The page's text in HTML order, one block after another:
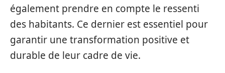
également prendre en compte le ressenti
des habitants. Ce dernier est essentiel pour
garantir une transformation positive et
durable de leur cadre de vie.